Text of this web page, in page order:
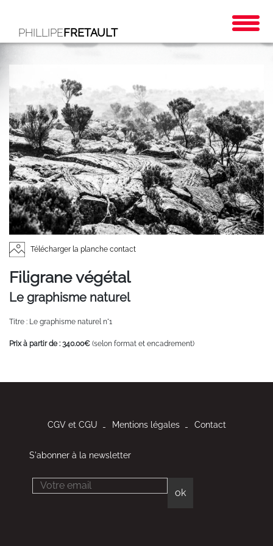
PHILLIPEFRETAULT
Télécharger la planche contact
Filigrane végétal
Le graphisme naturel
Titre : Le graphisme naturel n°1
Prix à partir de : 340.00€ (selon format et encadrement)
CGV et CGU Mentions légales Contact
S'abonner à la newsletter